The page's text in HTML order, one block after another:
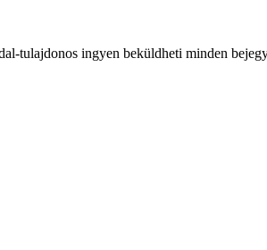
tulajdonos ingyen beküldheti minden